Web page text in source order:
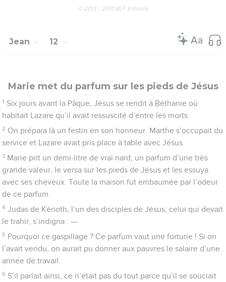
© 2013 - 2010 BLF Editions
Jean 12
Marie met du parfum sur les pieds de Jésus
1 Six jours avant la Pâque, Jésus se rendit à Béthanie où
habitait Lazare qu’il avait ressuscité d’entre les morts.
2 On prépara là un festin en son honneur. Marthe s’occupait du
service et Lazare avait pris place à table avec Jésus.
3 Marie prit un demi-litre de vrai nard, un parfum d’une très
grande valeur, le versa sur les pieds de Jésus et les essuya
avec ses cheveux. Toute la maison fut embaumée par l’odeur
de ce parfum.
4 Judas de Kérioth, l’un des disciples de Jésus, celui qui devait
le trahir, s’indigna : —
5 Pourquoi ce gaspillage ? Ce parfum vaut une fortune ! Si on
l’avait vendu, on aurait pu donner aux pauvres le salaire d’une
année de travail.
6 S’il parlait ainsi, ce n’était pas du tout parce qu’il se souciait